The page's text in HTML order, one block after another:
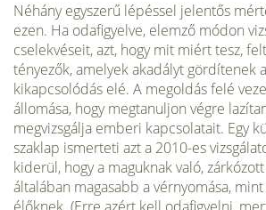
Néhány egyszerű lépéssel jelentős
ezen. Ha oda­figyelve, elemző módon
cselekvéseit, azt, hogy mit miért tesz,
tényezők, amelyek akadályt gördítenek
kikapcsolódás elé. A megoldás felé
állomása, hogy megtanuljon végre
megvizsgálja emberi kapcsolatait. Egy
szaklap ismerteti azt a 2010-es
kiderül, hogy a maguknak való,
általában magasabb a vérnyomása,